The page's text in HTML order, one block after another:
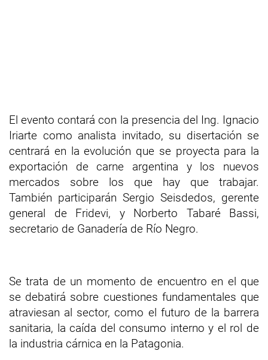
El evento contará con la presencia del Ing. Ignacio
Iriarte como analista invitado, su disertación se
centrará en la evolución que se proyecta para la
exportación de carne argentina y los nuevos
mercados sobre los que hay que trabajar.
También participarán Sergio Seisdedos, gerente
general de Fridevi, y Norberto Tabaré Bassi,
secretario de Ganadería de Río Negro.
Se trata de un momento de encuentro en el que
se debatirá sobre cuestiones fundamentales que
atraviesan al sector, como el futuro de la barrera
sanitaria, la caída del consumo interno y el rol de
la industria cárnica en la Patagonia.